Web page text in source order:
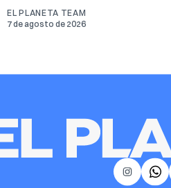
EL PLANETA TEAM
7 de agosto de 2026
𝕏